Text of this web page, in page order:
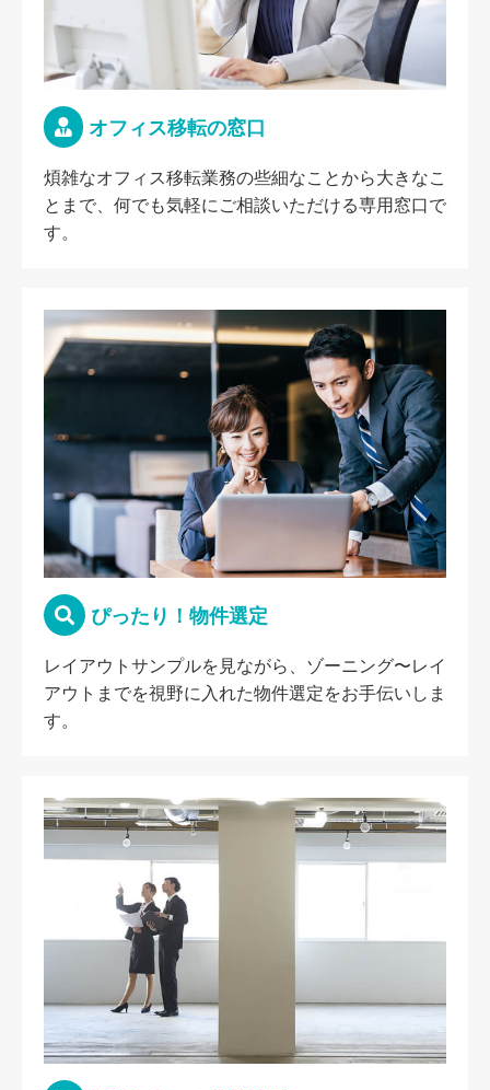
オフィス移転の窓口
煩雑なオフィス移転業務の些細なことから大きなこ
とまで、何でも気軽にご相談いただける専用窓口で
す。
ぴったり！物件選定
レイアウトサンプルを見ながら、ゾーニング〜レイ
アウトまでを視野に入れた物件選定をお手伝いしま
す。